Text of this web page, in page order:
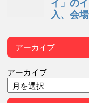
アーカイブ
アーカイブ